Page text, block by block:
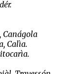
Canágola
Calìa.